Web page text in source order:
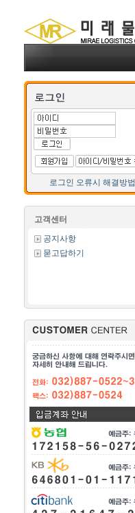
로그인 오류시 해결방법
고객센터
공지사항
묻고답하기